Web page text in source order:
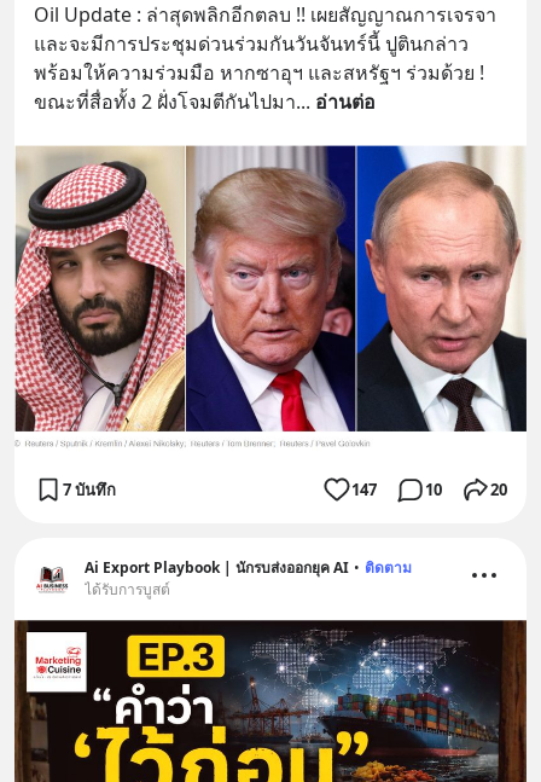
Oil Update : ล่าสุดพลิกอีกตลบ !! เผยสัญญาณการเจรจา
และจะมีการประชุมด่วนร่วมกันวันจันทร์นี้ ปูตินกล่าว
พร้อมให้ความร่วมมือ หากซาอุฯ และสหรัฐฯ ร่วมด้วย !
ขณะที่สื่อทั้ง 2 ฝั่งโจมตีกันไปมา... อ่านต่อ
7 บันทึก 147 10 20
Ai Export Playbook | นักรบส่งออกยุค AI • ติดตาม
ได้รับการบูสต์